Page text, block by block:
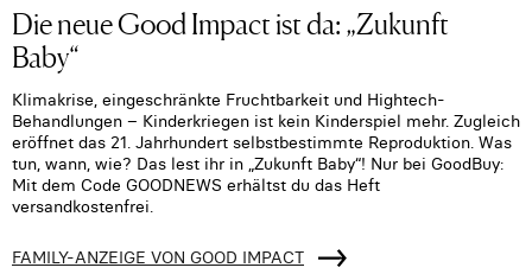
Die neue Good Impact ist da: „Zukunft
Baby“
Klimakrise, eingeschränkte Fruchtbarkeit und Hightech-
Behandlungen – Kinderkriegen ist kein Kinderspiel mehr. Zugleich
eröffnet das 21. Jahrhundert selbstbestimmte Reproduktion. Was
tun, wann, wie? Das lest ihr in „Zukunft Baby“! Nur bei GoodBuy:
Mit dem Code GOODNEWS erhältst du das Heft
versandkostenfrei.
FAMILY-ANZEIGE VON GOOD IMPACT